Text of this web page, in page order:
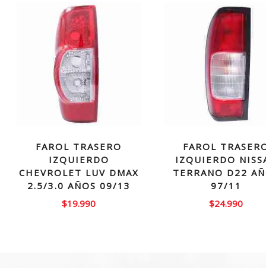
FAROL TRASERO
IZQUIERDO
CHEVROLET LUV DMAX
2.5/3.0 AÑOS 09/13
$19.990
FAROL
IZQUIERDO
TERRANO D22
97/11
$24.990